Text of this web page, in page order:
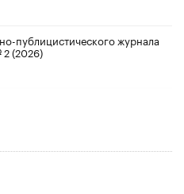
публицистического журнала
2 (2026)